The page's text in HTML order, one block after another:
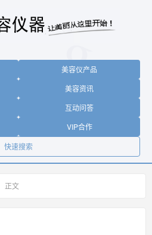
美容仪产品
美容资讯
互动问答
VIP合作
快速搜索
正文